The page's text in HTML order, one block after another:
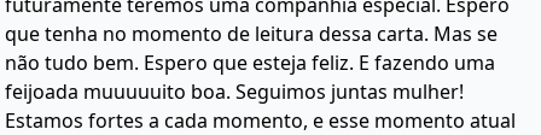
que tenha no momento de leitura dessa carta. Mas se
não tudo bem. Espero que esteja feliz. E fazendo uma
feijoada muuuuuito boa. Seguimos juntas mulher!
Estamos fortes a cada momento, e esse momento atual